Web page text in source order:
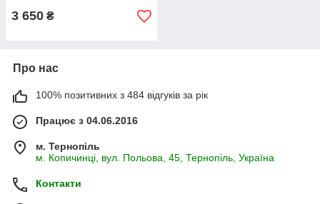
Ефективність - пристрої з високими
Практичність - наявність різного функціоналу в
виконувати найскладніші завдання очищення.
Інтернет-магазин «Насоси» – надійний
постачальник для довгострокового
співробітництва
3 650 ₴
Про нас
100% позитивних з 484 відгуків за рік
Працює з 04.06.2016
м. Тернопіль
м. Копичинці, вул. Польова, 45, Тернопіль, Україна
Контакти